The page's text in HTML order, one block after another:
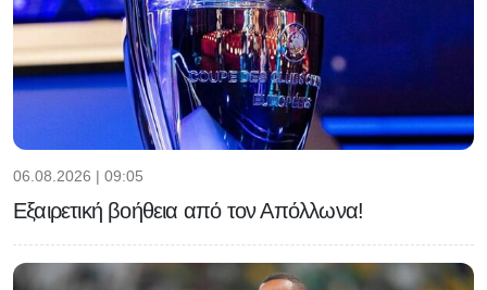
06.08.2026 | 09:05
Εξαιρετική βοήθεια από τον Απόλλωνα!